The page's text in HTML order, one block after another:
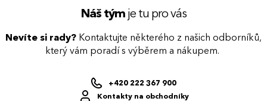
Náš týmje tu pro vás
Nevíte si rady? Kontaktujte některého z našich odborníků,
který vám poradí s výběrem a nákupem.
+420 222 367 900
Kontakty na obchodníky